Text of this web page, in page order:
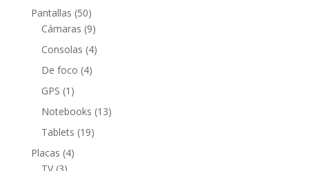
producto
Pantallas 5050
productos
Cámaras 99
productos
Consolas 44
De foco 44
GPS 1 1
producto
Notebooks 1313
Tablets 1919
Placas 44
3